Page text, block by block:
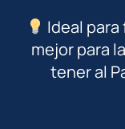
Ideal
mejor para
tener al